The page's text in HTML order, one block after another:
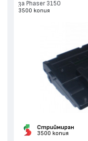
за Phaser 3150
3500 копия
Стриймиран
3500 копия